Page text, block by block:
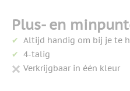
Plus- en
Altijd handig om bij je te
4-talig
Verkrijgbaar in één kleur